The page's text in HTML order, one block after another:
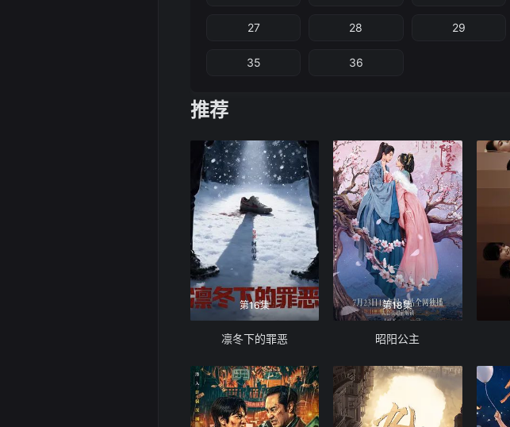
27 28 29
35 36
推荐
第16集
凛冬下的罪恶
第18集
昭阳公主